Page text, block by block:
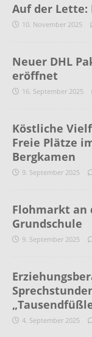
Auf der
10. November 2025
Neuer DHL
eröffnet
16. September 2025
Köstliche
Freie Plätze
Bergkamen
9. September 2025
Flohmarkt an
Grundschule
9. September 2025
4. September 2025